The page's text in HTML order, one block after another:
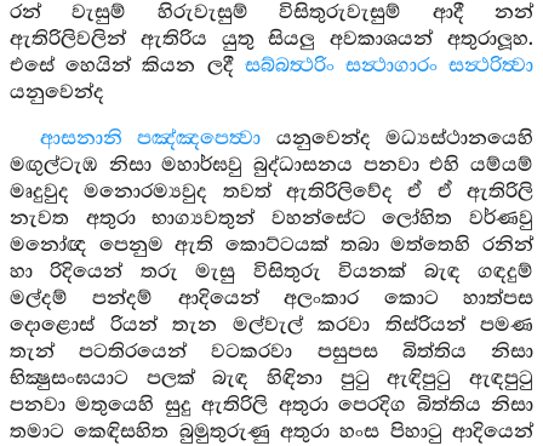
රන් වැසුම් හිරුවැසුම් විසිතුරුවැසුම් ආදී නන්
ඇතිරිලිවලින් ඇතිරිය යුතු සියලු අවකාශයන් අතුරාලූහ.
එසේ හෙයින් කියන ලදී සබ්බත්‍ථරිං සන්‍ථාගාරං සන්‍ථරිත්‍වා
යනුවෙන්ද
ආසනානි පඤ්ඤපෙත්‍වා යනුවෙන්ද මධ්‍යස්ථානයෙහි
මඟුල්ටැඹ නිසා මහාර්ඝවු බුද්ධාසනය පනවා එහි යම්යම්
මෘදුවුද මනොරම්‍යවුද තවත් ඇතිරිලිවේද ඒ ඒ ඇතිරිලි
නැවත අතුරා භාග්‍යවතුන් වහන්සේට ලෝහිත වර්ණවු
මනෝඥ පෙනුම ඇති කොට්ටයක් තබා මත්තෙහි රනින්
හා රිදියෙන් තරු මැසු විසිතුරු වියනක් බැඳ ගඳදුම්
මල්දම් පන්දම් ආදියෙන් අලංකාර කොට හාත්පස
දොළොස් රියන් තැන මල්වැල් කරවා තිස්රියන් පමණ
තැන් පටතිරයෙන් වටකරවා පසුපස බිත්තිය නිසා
භික්‍ෂුසංඝයාට පලක් බැඳ හිඳිනා පුටු ඇඳිපුටු ඇඳපුටු
පනවා මතුයෙහි සුදු ඇතිරිලි අතුරා පෙරදිග බිත්තිය නිසා
තමාට කෙඳිසහිත බුමුතුරුණු අතුරා හංස පිහාටු ආදියෙන්